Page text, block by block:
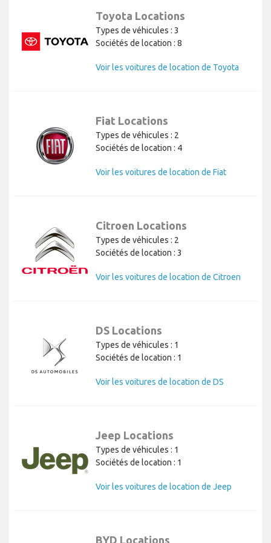
Toyota Locations
Types de véhicules : 3
Sociétés de location : 8
Voir les voitures de location de Toyota
Fiat Locations
Types de véhicules : 2
Sociétés de location : 4
Voir les voitures de location de Fiat
Citroen Locations
Types de véhicules : 2
Sociétés de location : 3
Voir les voitures de location de Citroen
DS Locations
Types de véhicules : 1
Sociétés de location : 1
Voir les voitures de location de DS
Jeep Locations
Types de véhicules : 1
Sociétés de location : 1
Voir les voitures de location de Jeep
BYD Locations